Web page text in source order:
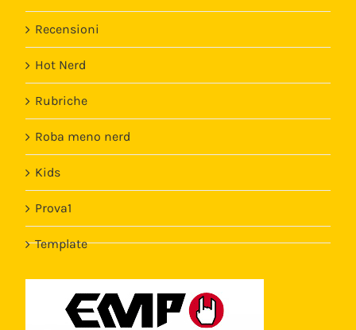
Recensioni
Hot Nerd
Rubriche
Roba meno nerd
Kids
Prova1
Template